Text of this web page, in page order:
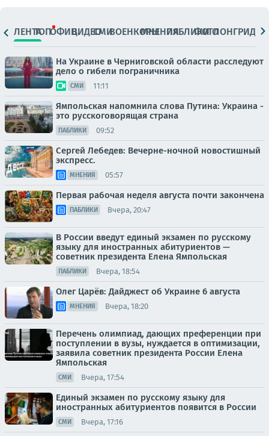
ЛЕНТАТОПОФИЦ.ВИДЕОСМИВОЕНКОРЫМНЕНИЯПАБЛИКИ
ФОТОЛОНГРИДЫ
На Украине в Черниговской области расследуют
дело о гибели пограничника
СМИ 11:11
Ямпольская напомнила слова Путина: Украина -
это русскоговорящая страна
ПАБЛИКИ 09:52
Сергей Лебедев: Вечерне-ночной новостишный
экспресс.
МНЕНИЯ 05:57
Первая рабочая неделя августа почти закончена
ПАБЛИКИ Вчера, 20:47
В России введут единый экзамен по русскому
языку для иностранных абитуриентов —
советник президента Елена Ямпольская
ПАБЛИКИ Вчера, 18:54
Олег Царёв: Дайджест об Украине 6 августа
МНЕНИЯ Вчера, 18:20
Перечень олимпиад, дающих преференции при
поступлении в вузы, нуждается в оптимизации,
заявила советник президента России Елена
Ямпольская
СМИ Вчера, 17:54
Единый экзамен по русскому языку для
иностранных абитуриентов появится в России
СМИ Вчера, 17:16